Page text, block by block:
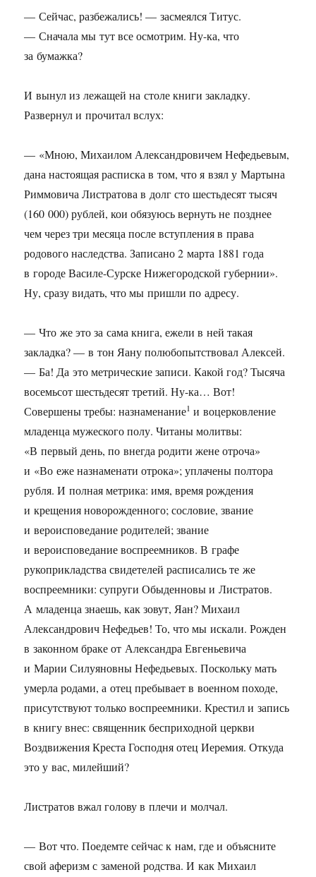
— Сейчас, разбежались! — засмеялся Титус.
— Сначала мы тут все осмотрим. Ну-ка, что
за бумажка?
И вынул из лежащей на столе книги закладку.
Развернул и прочитал вслух:
— «Мною, Михаилом Александровичем Нефедьевым,
дана настоящая расписка в том, что я взял у Мартына
Риммовича Листратова в долг сто шестьдесят тысяч
(160 000) рублей, кои обязуюсь вернуть не позднее
чем через три месяца после вступления в права
родового наследства. Записано 2 марта 1881 года
в городе Василе-Сурске Нижегородской губернии».
Ну, сразу видать, что мы пришли по адресу.
— Что же это за сама книга, ежели в ней такая
закладка? — в тон Яану полюбопытствовал Алексей.
— Ба! Да это метрические записи. Какой год? Тысяча
восемьсот шестьдесят третий. Ну-ка… Вот!
Совершены требы: назнаменание1 и воцерковление
младенца мужеского полу. Читаны молитвы:
«В первый день, по внегда родити жене отроча»
и «Во еже назнаменати отрока»; уплачены полтора
рубля. И полная метрика: имя, время рождения
и крещения новорожденного; сословие, звание
и вероисповедание родителей; звание
и вероисповедание воспреемников. В графе
рукоприкладства свидетелей расписались те же
воспреемники: супруги Обыденновы и Листратов.
А младенца знаешь, как зовут, Яан? Михаил
Александрович Нефедьев! То, что мы искали. Рожден
в законном браке от Александра Евгеньевича
и Марии Силуяновны Нефедьевых. Поскольку мать
умерла родами, а отец пребывает в военном походе,
присутствуют только воспреемники. Крестил и запись
в книгу внес: священник бесприходной церкви
Воздвижения Креста Господня отец Иеремия. Откуда
это у вас, милейший?
Листратов вжал голову в плечи и молчал.
— Вот что. Поедемте сейчас к нам, где и объясните
свой аферизм с заменой родства. И как Михаил